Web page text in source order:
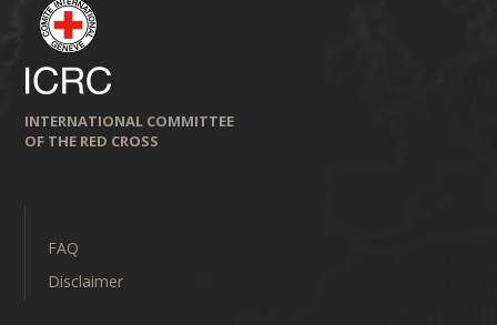
INTERNATIONAL COMMITTEE
OF THE RED CROSS
FAQ
Disclaimer